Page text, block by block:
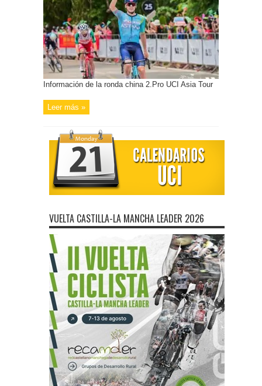
Información de la ronda china 2.Pro UCI Asia Tour
Leer más »
VUELTA CASTILLA-LA MANCHA LEADER 2026